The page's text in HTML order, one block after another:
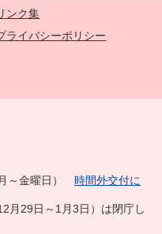
ンク集
ライバシーポリシー
～金曜日） 時間外交付に
月29日～1月3日）は閉庁し